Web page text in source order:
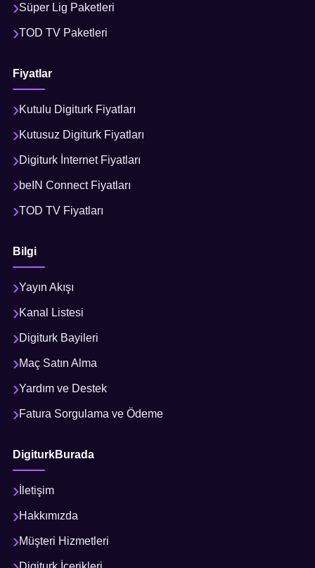
Süper Lig Paketleri
TOD TV Paketleri
Fiyatlar
Kutulu Digiturk Fiyatları
Kutusuz Digiturk Fiyatları
Digiturk İnternet Fiyatları
beIN Connect Fiyatları
TOD TV Fiyatları
Bilgi
Yayın Akışı
Kanal Listesi
Digiturk Bayileri
Maç Satın Alma
Yardım ve Destek
Fatura Sorgulama ve Ödeme
DigiturkBurada
İletişim
Hakkımızda
Müşteri Hizmetleri